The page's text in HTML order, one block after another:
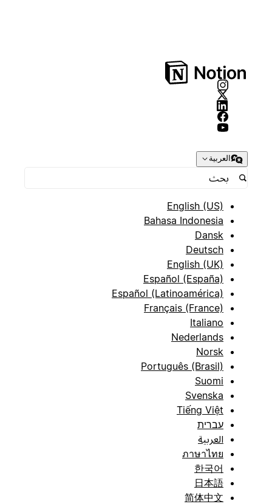
العربية
English (US)
Bahasa Indonesia
Dansk
Deutsch
English (UK)
Español (España)
Español (Latinoamérica)
Français (France)
Italiano
Nederlands
Norsk
Português (Brasil)
Suomi
Svenska
Tiếng Việt
עברית
العربية
ภาษาไทย
한국어
日本語
简体中文